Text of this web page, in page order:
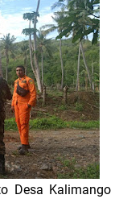
Desa Kalimango